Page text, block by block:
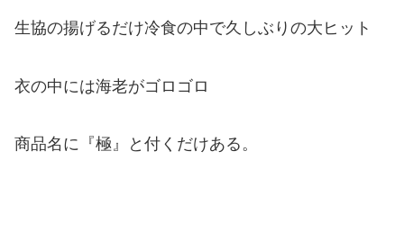
生協の揚げるだけ冷食の中で久しぶりの大ヒット
衣の中には海老がゴロゴロ
商品名に『極』と付くだけある。